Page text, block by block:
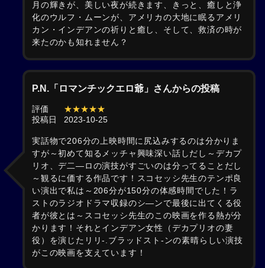
月の輝きが、美しい夜が続きます、きっと、癒しと浄
化のウルフ・ムーンが、アメリカの大地に眠るアメリ
カン・インデアンの祈りと癒し、そして、救済の時が
来たのかも知れません？
P.N.「ロマンチックエロ爺」さんからの投稿
評価
★★★★★
投稿日
2023-10-25
実話物で206分の上映時間に尻込みするのは分かりま
すが～初めて知るメッチャ興味深い話しだし～デカプ
リオ、デ二―ロの演技がすごいのは分ってることだし
～観るに価する作品です！スコセッシ先生のテンポ良
い演出で私は～206分が150分の体感時間でした！ラ
ストのラジオドラマ収録のシ―ンで最後に出てくる役
者が彼とは～スコセッシ先生のこの映画を作る熱が分
かります！それとインデアン女性（デカプリオの妻
役）を演じたリリ-.ブラッドスト-ンの素晴らしい演技
がこの映画を支えています！